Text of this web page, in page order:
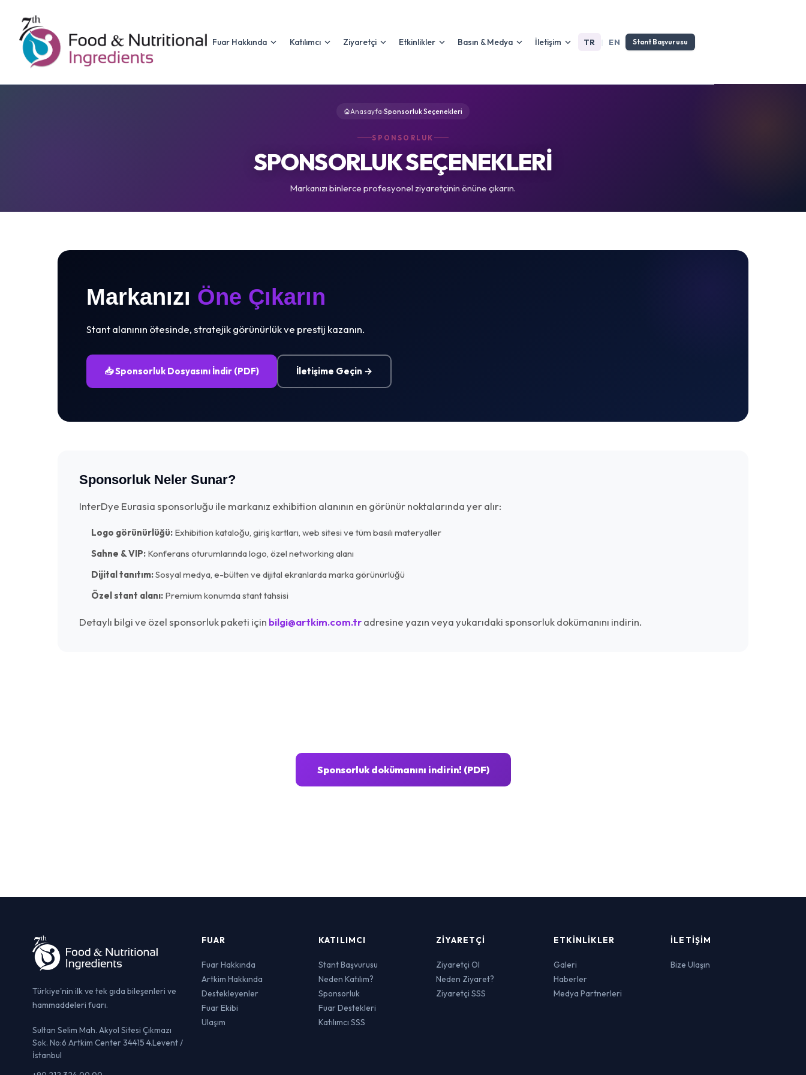
Fuar Hakkında Katılımcı Ziyaretçi Etkinlikler Basın & Medya İletişim TR EN Stant Başvurusu
Anasayfa›Sponsorluk Seçenekleri
SPONSORLUK
SPONSORLUK SEÇENEKLERİ
Markanızı binlerce profesyonel ziyaretçinin önüne çıkarın.
Markanızı Öne Çıkarın
Stant alanının ötesinde, stratejik görünürlük ve prestij kazanın.
📥 Sponsorluk Dosyasını İndir (PDF) İletişime Geçin →
Sponsorluk Neler Sunar?
InterDye Eurasia sponsorluğu ile markanız exhibition alanının en görünür noktalarında yer alır:
Logo görünürlüğü: Exhibition kataloğu, giriş kartları, web sitesi ve tüm basılı materyaller
Sahne & VIP: Konferans oturumlarında logo, özel networking alanı
Dijital tanıtım:Sosyal medya, e-bülten ve dijital ekranlarda marka görünürlüğü
Özel stant alanı: Premium konumda stant tahsisi
Detaylı bilgi ve özel sponsorluk paketi için bilgi@artkim.com.tradresine yazın veya yukarıdaki sponsorluk dokümanını indirin.
Sponsorluk dokümanını indirin! (PDF)
Türkiye'nin ilk ve tek gıda bileşenleri ve
hammaddeleri fuarı.
Sultan Selim Mah. Akyol Sitesi Çıkmazı
Sok. No:6 Artkim Center 34415 4.Levent /
İstanbul
FUAR
Fuar Hakkında
Artkim Hakkında
Destekleyenler
Fuar Ekibi
Ulaşım
KATILIMCI
Stant Başvurusu
Neden Katılım?
Sponsorluk
Fuar Destekleri
Katılımcı SSS
ZIYARETÇI
Ziyaretçi Ol
Neden Ziyaret?
Ziyaretçi SSS
ETKINLIKLER
Galeri
Haberler
Medya Partnerleri
İLETIŞIM
Bize Ulaşın